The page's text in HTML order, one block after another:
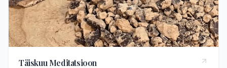
Täiskuu Meditatsioon